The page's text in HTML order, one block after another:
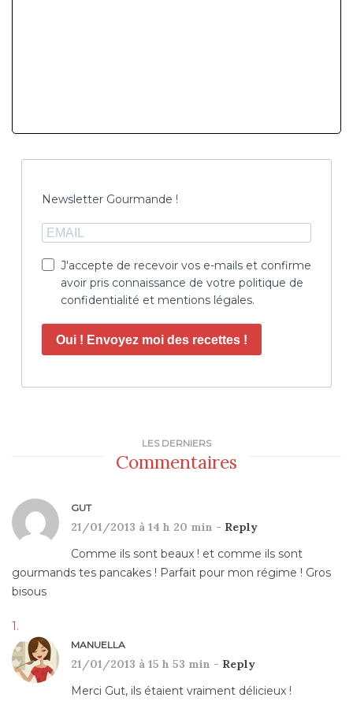
Newsletter Gourmande !
J'accepte de recevoir vos e-mails et confirme
avoir pris connaissance de votre politique de
confidentialité et mentions légales.
Oui ! Envoyez moi des recettes !
LES DERNIERS
Commentaires
GUT
21/01/2013 à 14 h 20 min - Reply
Comme ils sont beaux ! et comme ils sont
gourmands tes pancakes ! Parfait pour mon régime ! Gros
bisous
MANUELLA
21/01/2013 à 15 h 53 min - Reply
Merci Gut, ils étaient vraiment délicieux !